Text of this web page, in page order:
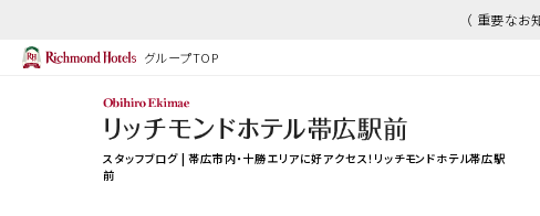
（ 重要な
グループTOP
スタッフブログ | 帯広市内・十勝エリアに好アクセス！リッチモンドホテル帯広駅
前